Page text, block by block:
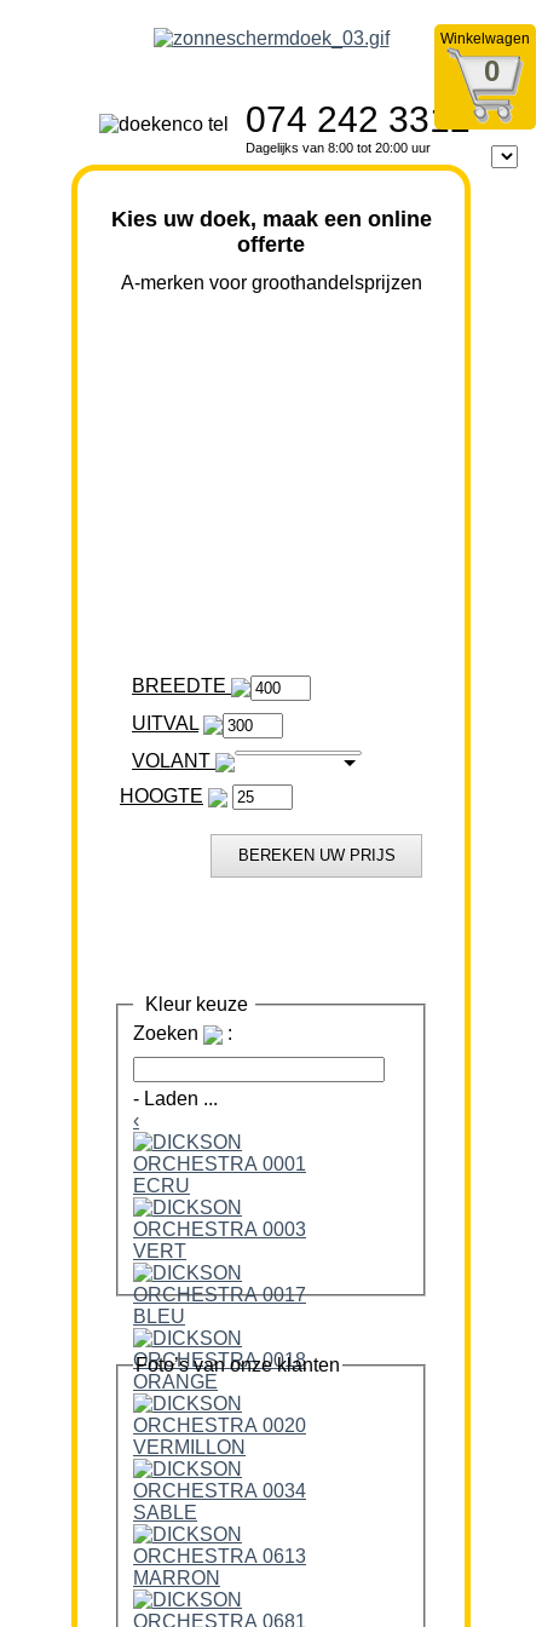
Winkelwagen
0
074 242 3312
Dagelijks van 8:00 tot 20:00 uur
Kies uw doek, maak een online
offerte
A-merken voor groothandelsprijzen
BREEDTE
VOLANT
HOOGTE
Kleur keuze
Zoeken
:
- Laden ...
‹
Foto’s van onze klanten